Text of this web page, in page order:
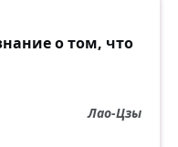
о том, что
Лао-Цзы